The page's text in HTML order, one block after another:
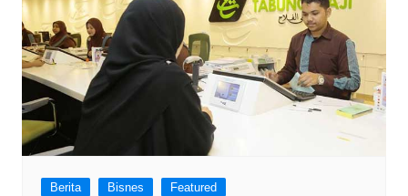
k
C
h
a
n
Berita Bisnes Featured